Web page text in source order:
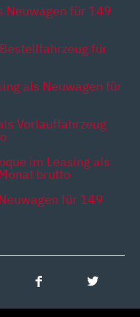
Neuwagen für 149
für
als Neuwagen für
Vorlauffahrzeug
im Leasing als
brutto
für 149